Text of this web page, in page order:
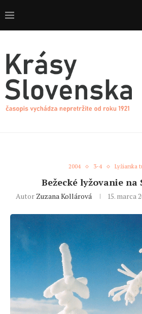
2004 3-4 Lyžiarska
Bežecké lyžovanie na
Autor Zuzana Kollárová 15. marca